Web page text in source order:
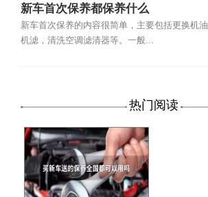
新车首次保养都保养什么
新车首次保养的内容很简单，主要包括更换机油
机滤，清洗空调滤清器等。一般...
热门阅读